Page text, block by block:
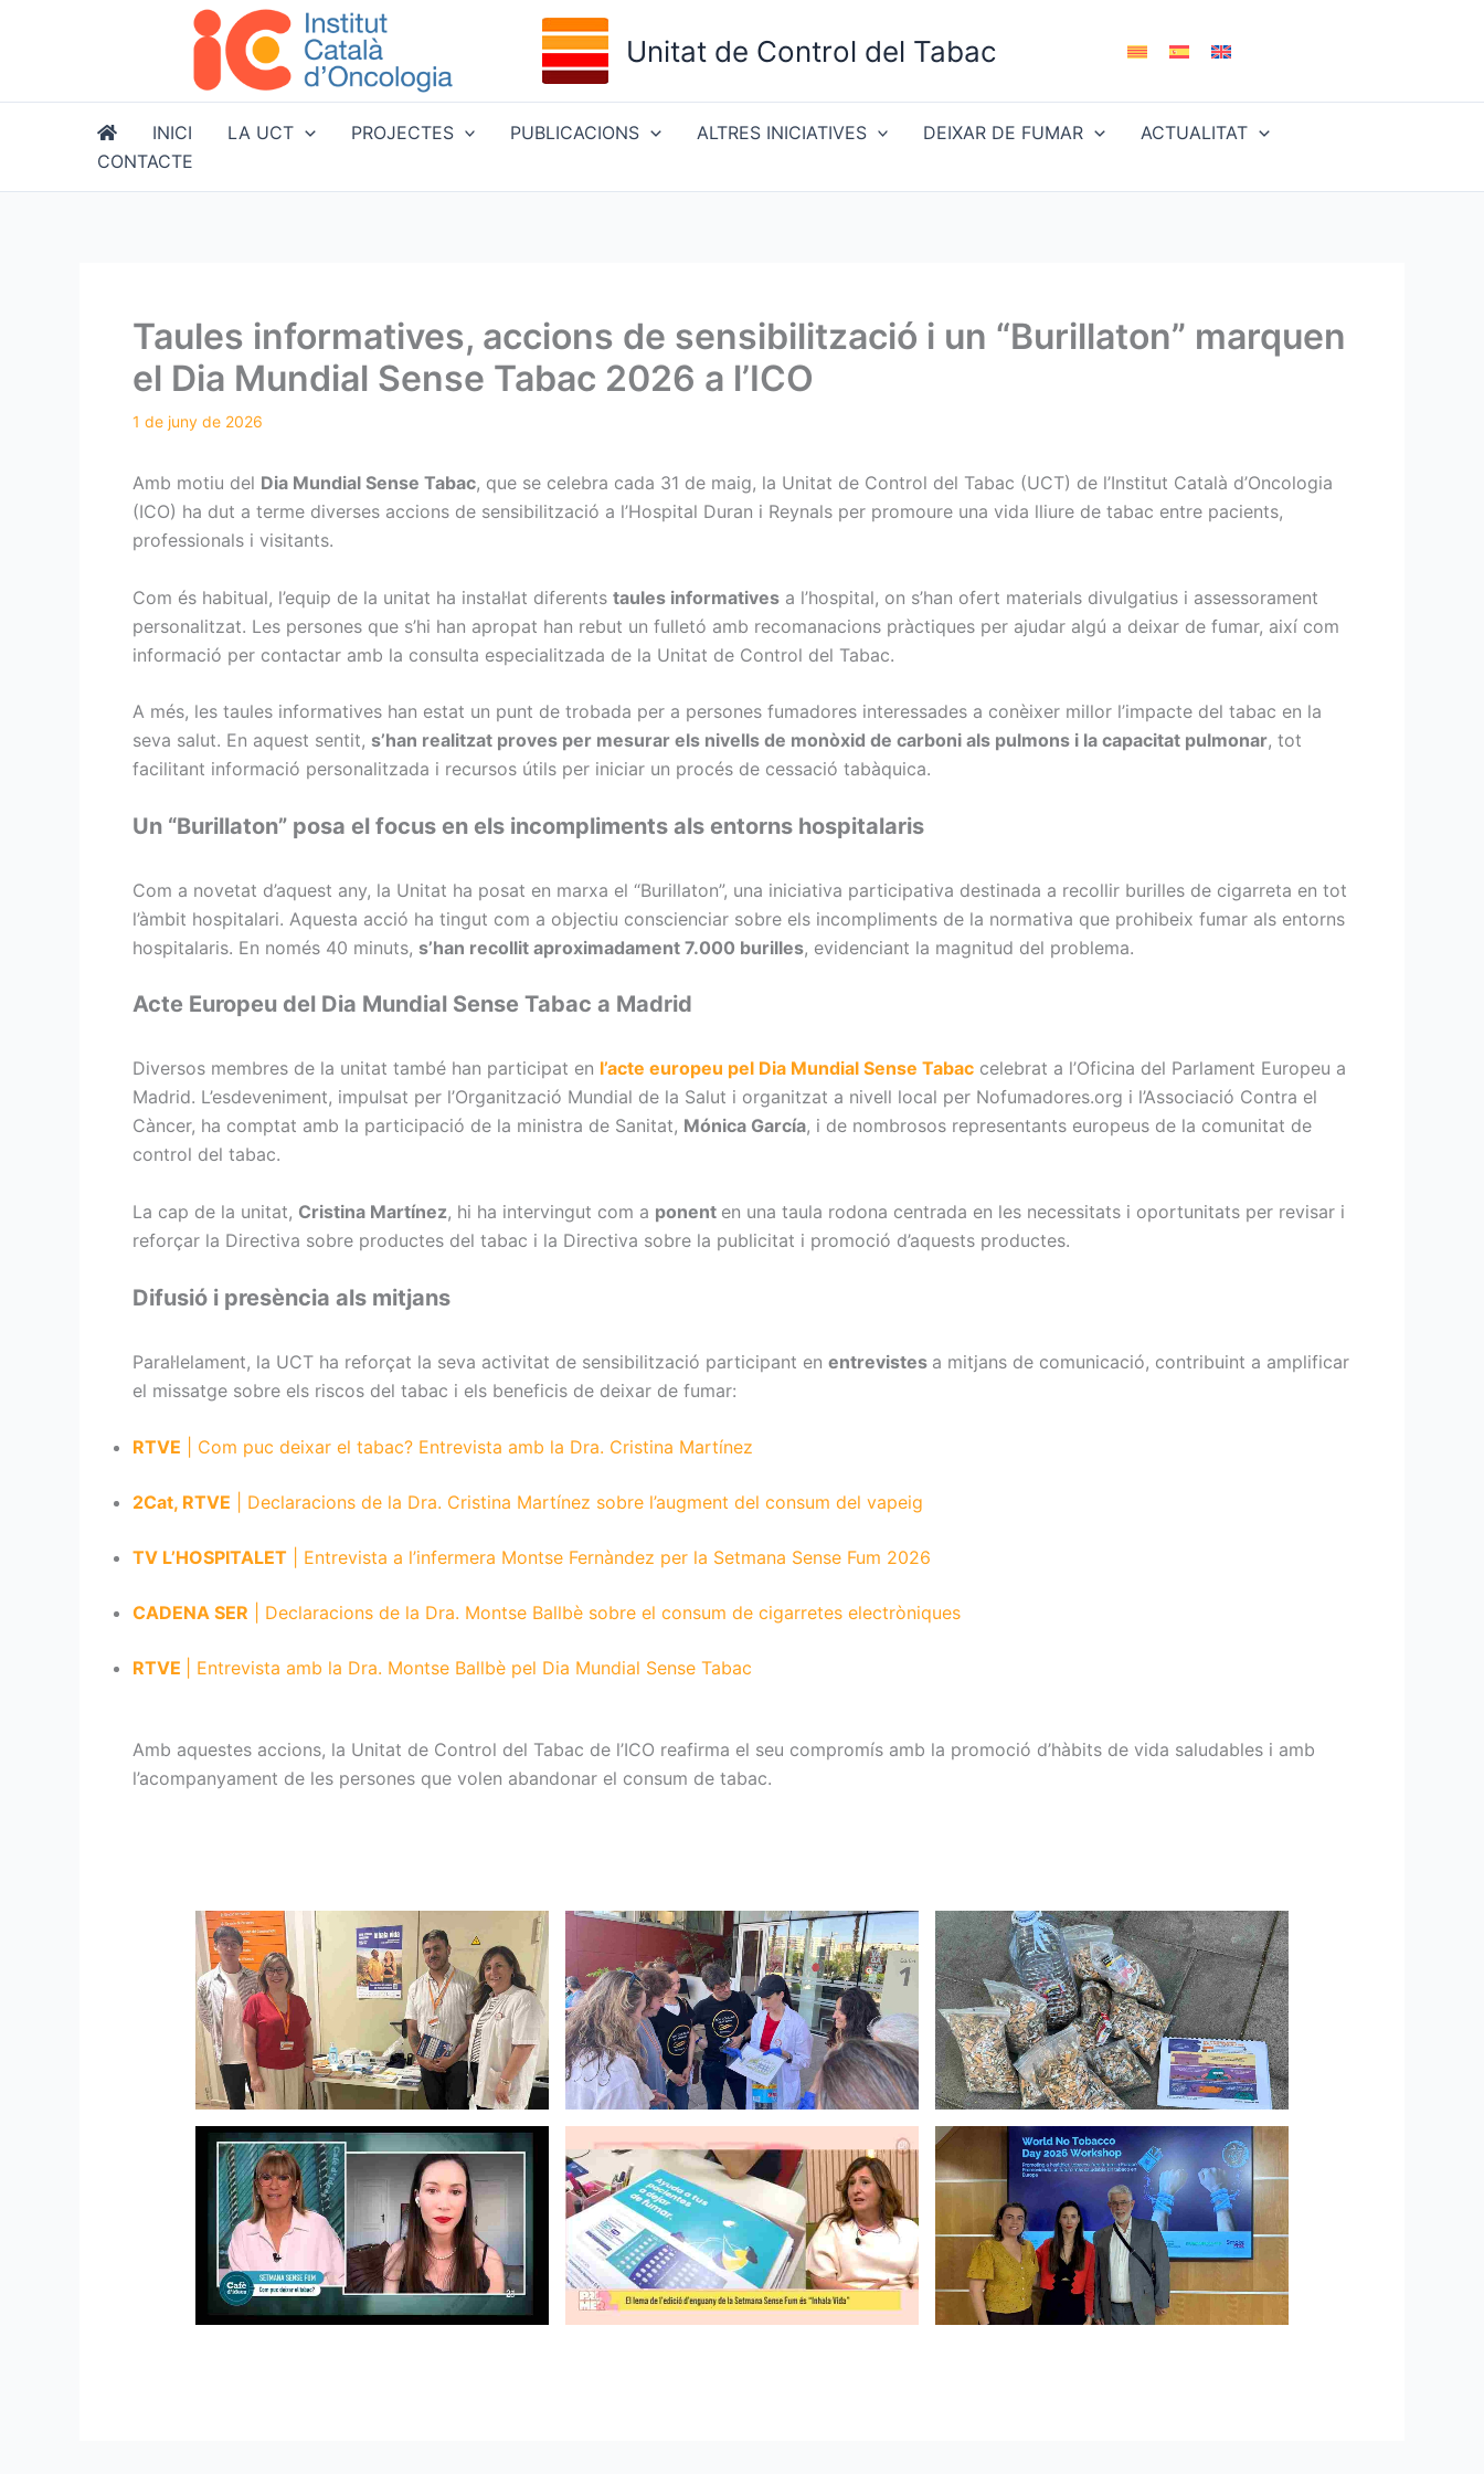
Unitat de Control del Tabac
INICI LA UCT PROJECTES PUBLICACIONS ALTRES INICIATIVES DEIXAR DE FUMAR
ACTUALITAT
CONTACTE
Taules informatives, accions de sensibilització i un “Burillaton” marquen
el Dia Mundial Sense Tabac 2026 a l’ICO
Amb motiu del Dia Mundial Sense Tabac, que se celebra cada 31 de maig, la Unitat de Control del Tabac (UCT) de l’Institut Català d’Oncologia
(ICO) ha dut a terme diverses accions de sensibilització a l’Hospital Duran i Reynals per promoure una vida lliure de tabac entre pacients,
professionals i visitants.
Com és habitual, l’equip de la unitat ha instal·lat diferents taules informatives a l’hospital, on s’han ofert materials divulgatius i assessorament
personalitzat. Les persones que s’hi han apropat han rebut un fulletó amb recomanacions pràctiques per ajudar algú a deixar de fumar, així com
informació per contactar amb la consulta especialitzada de la Unitat de Control del Tabac.
A més, les taules informatives han estat un punt de trobada per a persones fumadores interessades a conèixer millor l’impacte del tabac en la
seva salut. En aquest sentit, s’han realitzat proves per mesurar els nivells de monòxid de carboni als pulmons i la capacitat pulmonar, tot
facilitant informació personalitzada i recursos útils per iniciar un procés de cessació tabàquica.
Un “Burillaton” posa el focus en els incompliments als entorns hospitalaris
Com a novetat d’aquest any, la Unitat ha posat en marxa el “Burillaton”, una iniciativa participativa destinada a recollir burilles de cigarreta en tot
l’àmbit hospitalari. Aquesta acció ha tingut com a objectiu conscienciar sobre els incompliments de la normativa que prohibeix fumar als entorns
hospitalaris. En només 40 minuts, s’han recollit aproximadament 7.000 burilles, evidenciant la magnitud del problema.
Acte Europeu del Dia Mundial Sense Tabac a Madrid
Diversos membres de la unitat també han participat en l’acte europeu pel Dia Mundial Sense Tabac celebrat a l’Oficina del Parlament Europeu a
Madrid. L’esdeveniment, impulsat per l’Organització Mundial de la Salut i organitzat a nivell local per Nofumadores.org i l’Associació Contra el
Càncer, ha comptat amb la participació de la ministra de Sanitat, Mónica García, i de nombrosos representants europeus de la comunitat de
control del tabac.
La cap de la unitat, Cristina Martínez, hi ha intervingut com a ponent en una taula rodona centrada en les necessitats i oportunitats per revisar i
reforçar la Directiva sobre productes del tabac i la Directiva sobre la publicitat i promoció d’aquests productes.
Difusió i presència als mitjans
Paral·lelament, la UCT ha reforçat la seva activitat de sensibilització participant en entrevistes a mitjans de comunicació, contribuint a amplificar
el missatge sobre els riscos del tabac i els beneficis de deixar de fumar:
RTVE | Com puc deixar el tabac? Entrevista amb la Dra. Cristina Martínez
2Cat, RTVE | Declaracions de la Dra. Cristina Martínez sobre l’augment del consum del vapeig
TV L’HOSPITALET | Entrevista a l’infermera Montse Fernàndez per la Setmana Sense Fum 2026
CADENA SER | Declaracions de la Dra. Montse Ballbè sobre el consum de cigarretes electròniques
RTVE | Entrevista amb la Dra. Montse Ballbè pel Dia Mundial Sense Tabac
Amb aquestes accions, la Unitat de Control del Tabac de l’ICO reafirma el seu compromís amb la promoció d’hàbits de vida saludables i amb
l’acompanyament de les persones que volen abandonar el consum de tabac.